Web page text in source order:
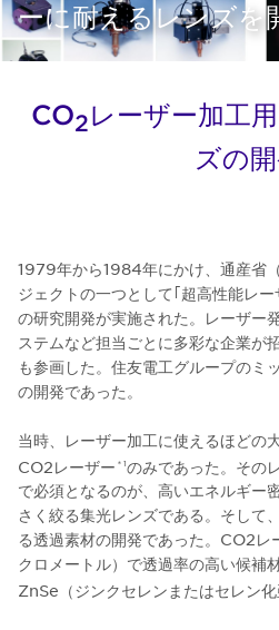
ーに耐えるレンズを
CO2レーザー加工
ズの
1979年から1984年にかけ、通産省
ジェクトの一つとして｢超高性能レ
の研究開発が実施された。レーザー
ステムなど担当ごとに多彩な企業が
も参画した。住友電工グループのミ
の開発であった。
当時、レーザー加工に使えるほどの
CO2レーザー ＊1のみであった。その
で必須となるのが、高いエネルギー
さく絞る集光レンズである。そして
る透過素材の開発であった。CO2
クロメートル）で透過率の高い候補
ZnSe（ジンクセレンまたはセレン